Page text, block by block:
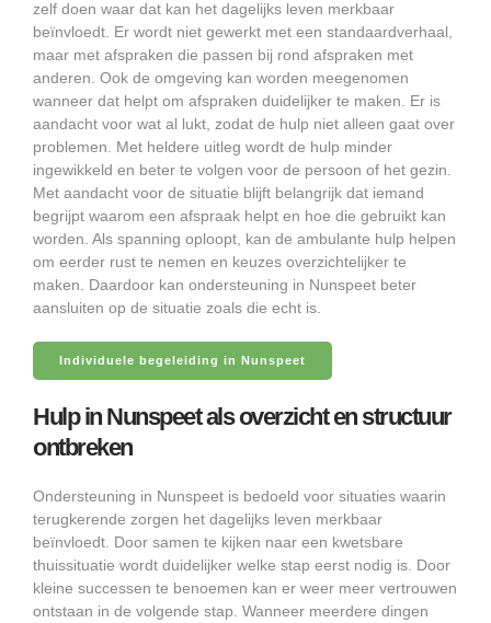
zelf doen waar dat kan het dagelijks leven merkbaar
beïnvloedt. Er wordt niet gewerkt met een standaardverhaal,
maar met afspraken die passen bij rond afspraken met
anderen. Ook de omgeving kan worden meegenomen
wanneer dat helpt om afspraken duidelijker te maken. Er is
aandacht voor wat al lukt, zodat de hulp niet alleen gaat over
problemen. Met heldere uitleg wordt de hulp minder
ingewikkeld en beter te volgen voor de persoon of het gezin.
Met aandacht voor de situatie blijft belangrijk dat iemand
begrijpt waarom een afspraak helpt en hoe die gebruikt kan
worden. Als spanning oploopt, kan de ambulante hulp helpen
om eerder rust te nemen en keuzes overzichtelijker te
maken. Daardoor kan ondersteuning in Nunspeet beter
aansluiten op de situatie zoals die echt is.
Individuele begeleiding in Nunspeet
Hulp in Nunspeet als overzicht en structuur
ontbreken
Ondersteuning in Nunspeet is bedoeld voor situaties waarin
terugkerende zorgen het dagelijks leven merkbaar
beïnvloedt. Door samen te kijken naar een kwetsbare
thuissituatie wordt duidelijker welke stap eerst nodig is. Door
kleine successen te benoemen kan er weer meer vertrouwen
ontstaan in de volgende stap. Wanneer meerdere dingen